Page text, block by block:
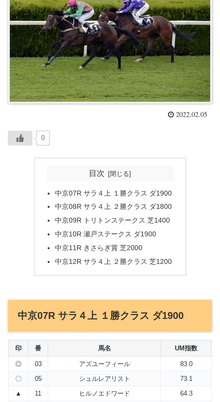
2022.02.05
0
目次
中京07R サラ４上 １勝クラス ダ1900
中京08R サラ４上 ２勝クラス ダ1800
中京09R トリトンステークス 芝1400
中京10R 瀬戸ステークス ダ1900
中京11R きさらぎ賞 芝2000
中京12R サラ４上 ２勝クラス 芝1200
中京07R サラ４上 １勝クラス ダ1900
印 番 馬名 UM指数
◎ 03 アズユーフィール
83.0
〇
05 シュルレアリスト
73.1
▲
11 ヒルノエドワード
64.3